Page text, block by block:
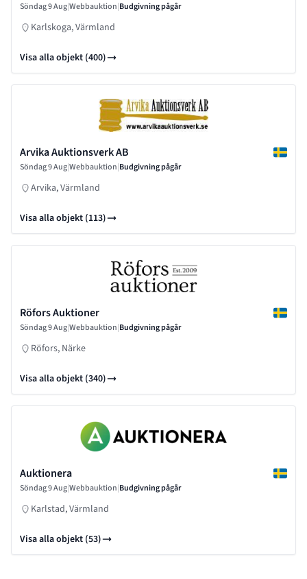
Söndag 9 Aug|Webbauktion|Budgivning pågår
Karlskoga, Värmland
Visa alla objekt (400)
Arvika Auktionsverk AB
Söndag 9 Aug|Webbauktion|Budgivning pågår
Arvika, Värmland
Visa alla objekt (113)
Röfors Auktioner
Söndag 9 Aug|Webbauktion|Budgivning pågår
Röfors, Närke
Visa alla objekt (340)
Auktionera
Söndag 9 Aug|Webbauktion|Budgivning pågår
Karlstad, Värmland
Visa alla objekt (53)